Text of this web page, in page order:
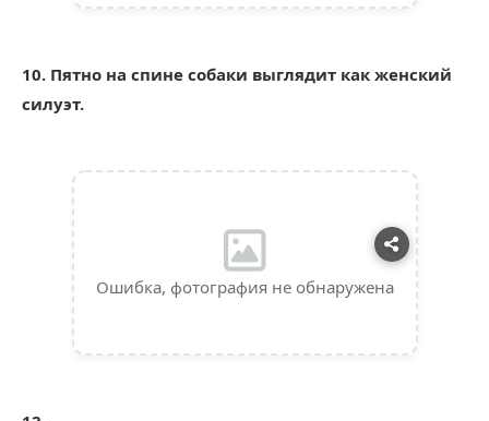
10. Пятно на спине собаки выглядит как женский
силуэт.
Ошибка, фотография не обнаружена